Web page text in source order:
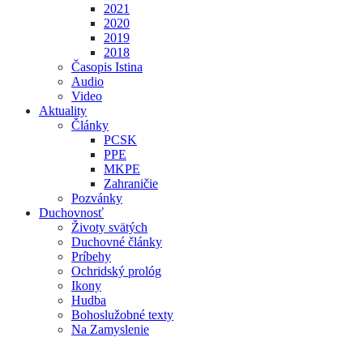
2021
2020
2019
2018
Časopis Istina
Audio
Video
Aktuality
Články
PCSK
PPE
MKPE
Zahraničie
Pozvánky
Duchovnosť
Životy svätých
Duchovné články
Príbehy
Ochridský prológ
Ikony
Hudba
Bohoslužobné texty
Na Zamyslenie